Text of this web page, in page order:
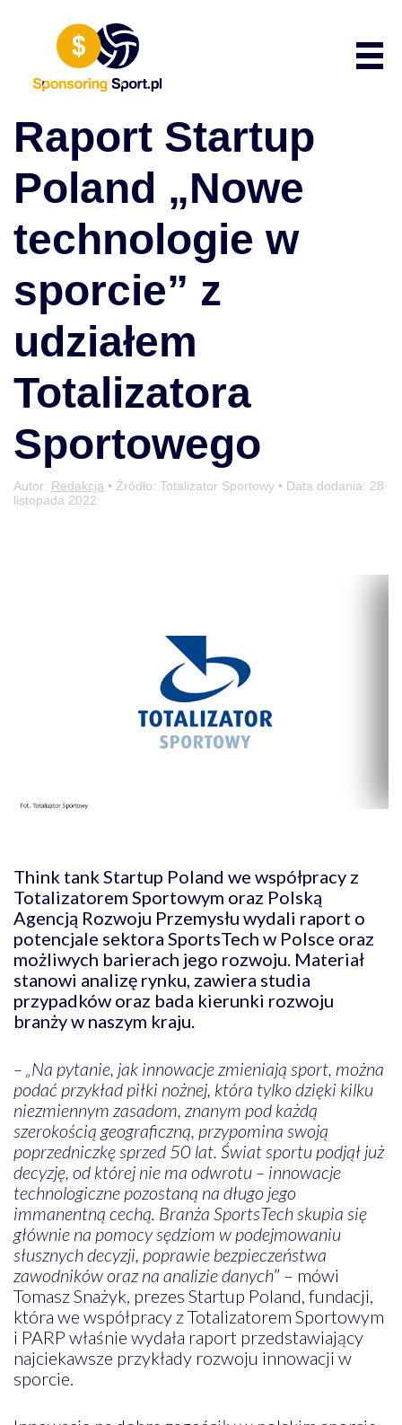
Raport Startup
Poland „Nowe
technologie w
sporcie” z
udziałem
Totalizatora
Sportowego
Autor: Redakcja • Źródło: Totalizator Sportowy • Data dodania: 28
listopada 2022
Think tank Startup Poland we współpracy z
Totalizatorem Sportowym oraz Polską
Agencją Rozwoju Przemysłu wydali raport o
potencjale sektora SportsTech w Polsce oraz
możliwych barierach jego rozwoju. Materiał
stanowi analizę rynku, zawiera studia
przypadków oraz bada kierunki rozwoju
branży w naszym kraju.
– „Na pytanie, jak innowacje zmieniają sport, można
podać przykład piłki nożnej, która tylko dzięki kilku
niezmiennym zasadom, znanym pod każdą
szerokością geograficzną, przypomina swoją
poprzedniczkę sprzed 50 lat. Świat sportu podjął już
decyzję, od której nie ma odwrotu – innowacje
technologiczne pozostaną na długo jego
immanentną cechą. Branża SportsTech skupia się
głównie na pomocy sędziom w podejmowaniu
słusznych decyzji, poprawie bezpieczeństwa
zawodników oraz na analizie danych” – mówi
Tomasz Snażyk, prezes Startup Poland, fundacji,
która we współpracy z Totalizatorem Sportowym
i PARP właśnie wydała raport przedstawiający
najciekawsze przykłady rozwoju innowacji w
sporcie.